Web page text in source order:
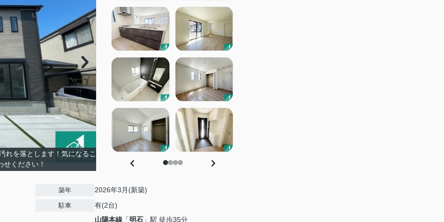
れを落とします！気になるこ
ください！
築年 2026年3月(新築)
駐車
有(2台)
山陽本線 「明石 」駅 徒歩35分